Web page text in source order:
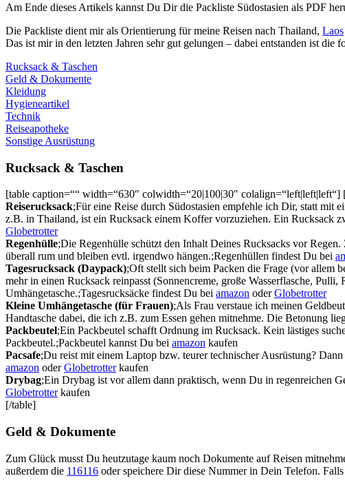
Am Ende dieses Artikels kannst Du Dir die Packliste Südostasien als PDF
Die Packliste dient mir als Orientierung für meine Reisen nach Thailand, Laos
Das ist mir in den letzten Jahren sehr gut gelungen – dabei entstanden ist die
Rucksack & Taschen
Geld & Dokumente
Kleidung
Hygieneartikel
Technik
Reiseapotheke
Sonstige Ausrüstung
Rucksack & Taschen
[table caption=““ width=“630″ colwidth=“20|100|30″ colalign=“left|left|left“]
Reiserucksack;Für eine Reise durch Südostasien empfehle ich Dir, statt mit
z.B. in Thailand, ist ein Rucksack einem Koffer vorzuziehen. Ein Rucksack
Globetrotter
Regenhülle;Die Regenhülle schützt den Inhalt Deines Rucksacks vor
überall rum und bleiben evtl. irgendwo hängen.;Regenhüllen findest Du bei
Tagesrucksack (Daypack);Oft stellt sich beim Packen die Frage (vor allem
mehr in einen Rucksack reinpasst (Sonnencreme, große Wasserflasche,
Umhängetasche.;Tagesrucksäcke findest Du bei amazon oderGlobetrotter
Kleine Umhängetasche (für Frauen);Als Frau verstaue ich meinen
Handtasche dabei, die ich z.B. zum Essen gehen mitnehme. Die Betonung
Packbeutel;Ein Packbeutel schafft Ordnung im Rucksack. Kein lästiges
Packbeutel.;Packbeutel kannst Du bei amazon kaufen
Pacsafe;Du reist mit einem Laptop bzw. teurer technischer Ausrüstung?
amazon oderGlobetrotterkaufen
Drybag;Ein Drybag ist vor allem dann praktisch, wenn Du in regenreichen
Globetrotterkaufen
[/table]
Geld & Dokumente
Zum Glück musst Du heutzutage kaum noch Dokumente auf Reisen
außerdem die 116116 oder speichere Dir diese Nummer in Dein Telefon.